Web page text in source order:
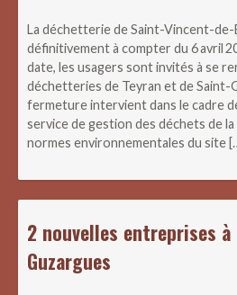
La déchetterie de Saint-Vincent-
définitivement à compter du 6 avril
date, les usagers sont invités à se
déchetteries de Teyran et de Saint-
fermeture intervient dans le cadre
service de gestion des déchets de la
normes environnementales du site
2 nouvelles entreprises à
Guzargues